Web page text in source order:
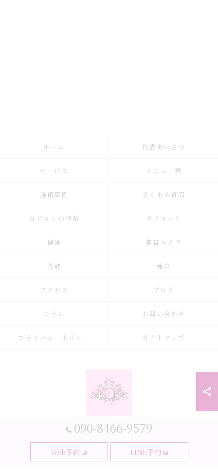
090-8466-9579
Web予約 LINE予約
ホーム 代表あいさつ
サービス メニュー表
施術事例 よくある質問
当サロンの特徴 ダイエット
健康 美容エステ
食欲 痩身
アクセス ブログ
コラム お問い合わせ
プライバシーポリシー サイトマップ
© 2026 大阪府大阪市の耳つぼなら耳つぼダイエットサロンふーみん ALL
RIGHTS RESERVED.